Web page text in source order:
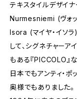
テキスタイルデザイ
Nurmesniemi (ヴォッ
Isora (マイヤ・イソ
して、シグネチャー
もある『PICCOLO』
日本でもアンティ・ポ
奥様でもありました。